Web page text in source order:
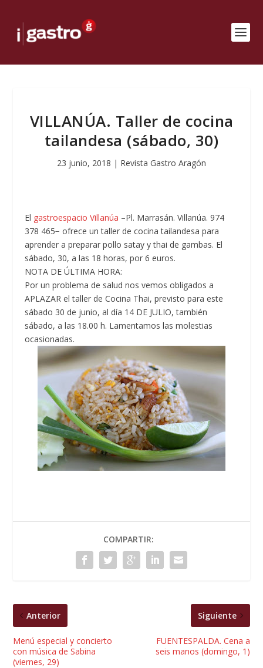
VILLANÚA. Taller de cocina
tailandesa (sábado, 30)
23 junio, 2018 | Revista Gastro Aragón
El gastroespacio Villanúa –Pl. Marrasán. Villanúa. 974
378 465− ofrece un taller de cocina tailandesa para
aprender a preparar pollo satay y thai de gambas. El
sábado, 30, a las 18 horas, por 6 euros.
NOTA DE ÚLTIMA HORA:
Por un problema de salud nos vemos obligados a
APLAZAR el taller de Cocina Thai, previsto para este
sábado 30 de junio, al día 14 DE JULIO, también
sábado, a las 18.00 h. Lamentamos las molestias
ocasionadas.
COMPARTIR:
Anterior
Menú especial y concierto
con música de Sabina
(viernes, 29)
Siguiente
FUENTESPALDA. Cena a
seis manos (domingo, 1)